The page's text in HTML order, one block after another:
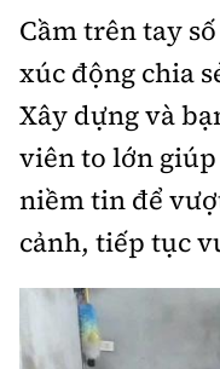
Cầm trên tay
xúc động chia
Xây dựng và
viên to lớn
niềm tin để
cảnh, tiếp tục